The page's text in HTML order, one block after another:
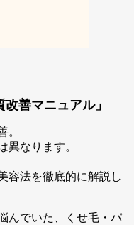
善マニュアル」
。
異なります。
容法を徹底的に解説し
んでいた、くせ毛・パ
公式アプリのご案内